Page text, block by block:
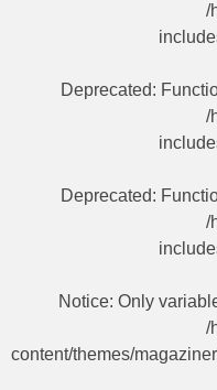
/
Deprecated:
/
Deprecated:
/
Notice: Only
/
content/themes/